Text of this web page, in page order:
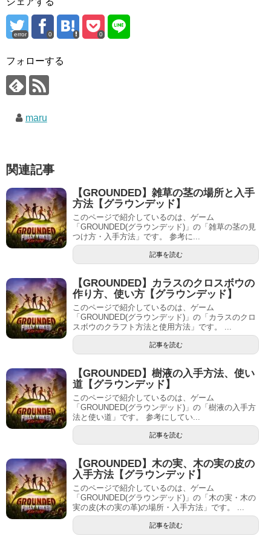
error 0 0
フォローする
maru
関連記事
【GROUNDED】雑草の茎の場所と入手
方法【グラウンデッド】
このページで紹介しているのは、ゲーム
「GROUNDED(グラウンデッド)」の「雑草の茎の見
つけ方・入手方法」です。 参考に...
記事を読む
【GROUNDED】カラスのクロスボウの
作り方、使い方【グラウンデッド】
このページで紹介しているのは、ゲーム
「GROUNDED(グラウンデッド)」の「カラスのクロ
スボウのクラフト方法と使用方法」です。 ...
記事を読む
【GROUNDED】樹液の入手方法、使い
道【グラウンデッド】
このページで紹介しているのは、ゲーム
「GROUNDED(グラウンデッド)」の「樹液の入手方
法と使い道」です。 参考にしてい...
記事を読む
【GROUNDED】木の実、木の実の皮の
入手方法【グラウンデッド】
このページで紹介しているのは、ゲーム
「GROUNDED(グラウンデッド)」の「木の実・木の
実の皮(木の実の革)の場所・入手方法」です。 ...
記事を読む